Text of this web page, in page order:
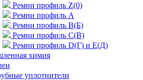
Ремни профиль Z(0)
Ремни профиль А
Ремни профиль В(Б)
Ремни профиль С(В)
Ремни профиль D(Г) и E(Д)
химия
уплотнители